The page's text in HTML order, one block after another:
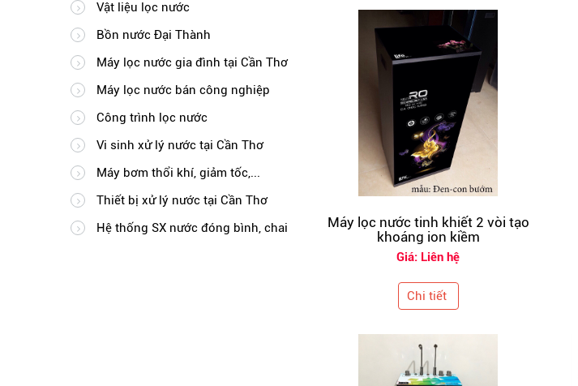
Vật liệu lọc nước
Bồn nước Đại Thành
Máy lọc nước gia đình tại Cần Thơ
Máy lọc nước bán công nghiệp
Công trình lọc nước
Vi sinh xử lý nước tại Cần Thơ
Máy bơm thổi khí, giảm tốc,...
Thiết bị xử lý nước tại Cần Thơ
Hệ thống SX nước đóng bình, chai
Máy lọc nước tinh khiết 2 vòi tạo
khoáng ion kiềm
Giá: Liên hệ
Chi tiết